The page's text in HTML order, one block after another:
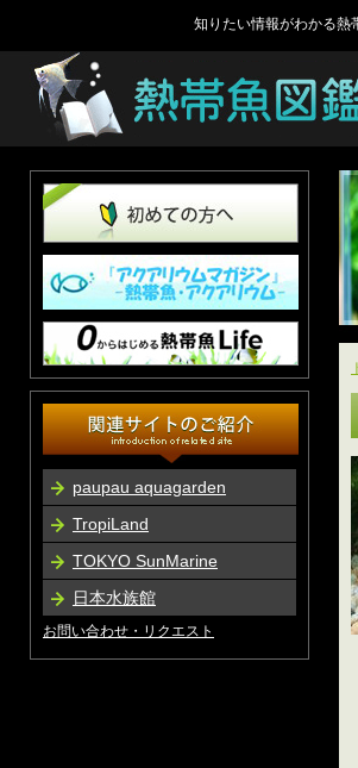
知りたい情報がわかる熱
paupau aquagarden
TropiLand
TOKYO SunMarine
日本水族館
お問い合わせ・リクエスト